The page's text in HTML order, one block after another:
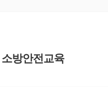
소방안전교육